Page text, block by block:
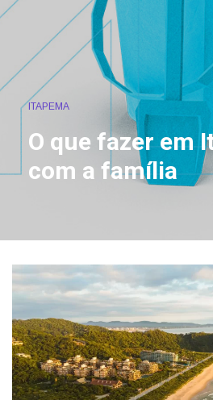
ITAPEMA
O que fazer em
com a família